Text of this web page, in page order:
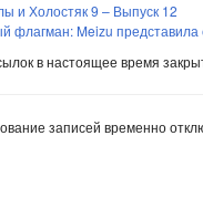
и Холостяк 9 – Выпуск 12
флагман: Meizu
в настоящее время
записей временно